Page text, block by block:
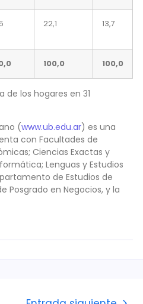
22,1 13,7
100,0 100,0
de los hogares en 31
(www.ub.edu.ar) es una
con Facultades de
Ciencias Exactas y
Lenguas y Estudios
de Estudios de
Posgrado en Negocios, y la